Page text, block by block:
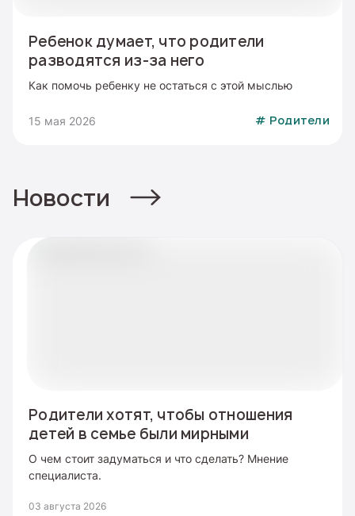
Ребенок думает, что родители
разводятся из-за него
Как помочь ребенку не остаться с этой мыслью
15 мая 2026 # Родители
Новости
Родители хотят, чтобы отношения
детей в семье были мирными
О чем стоит задуматься и что сделать? Мнение
специалиста.
03 августа 2026